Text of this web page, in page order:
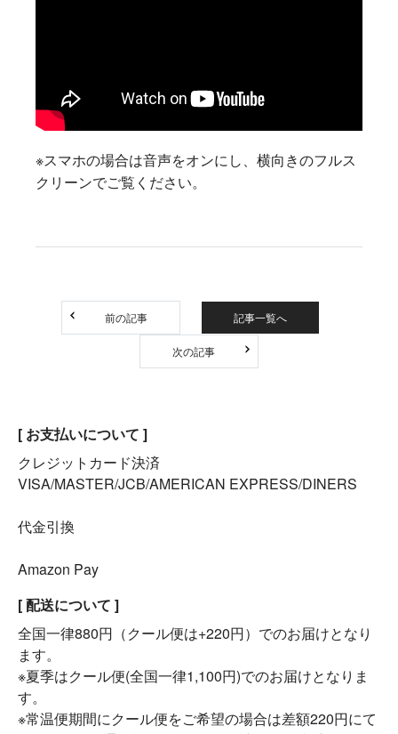
※スマホの場合は音声をオンにし、横向きのフルス
クリーンでご覧ください。
前の記事 記事一覧へ
次の記事
[ お支払いについて ]
クレジットカード決済
VISA/MASTER/JCB/AMERICAN EXPRESS/DINERS
代金引換
Amazon Pay
[ 配送について ]
全国一律880円（クール便は+220円）でのお届けとなり
ます。
※夏季はクール便(全国一律1,100円)でのお届けとなりま
す。
※常温便期間にクール便をご希望の場合は差額220円にて